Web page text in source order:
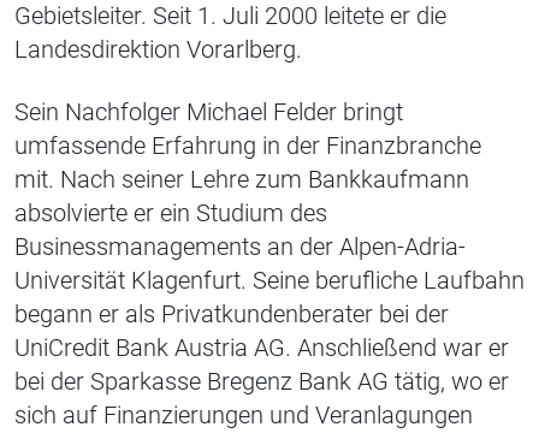
Gebietsleiter. Seit 1. Juli 2000 leitete er die
Landesdirektion Vorarlberg.
Sein Nachfolger Michael Felder bringt
umfassende Erfahrung in der Finanzbranche
mit. Nach seiner Lehre zum Bankkaufmann
absolvierte er ein Studium des
Businessmanagements an der Alpen-Adria-
Universität Klagenfurt. Seine berufliche Laufbahn
begann er als Privatkundenberater bei der
UniCredit Bank Austria AG. Anschließend war er
bei der Sparkasse Bregenz Bank AG tätig, wo er
sich auf Finanzierungen und Veranlagungen